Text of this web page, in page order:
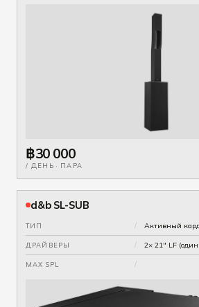
฿30 000
/ ДЕНЬ · ПАРА
d&b SL-SUB
ТИП /
ДРАЙВЕРЫ /
MAX SPL /